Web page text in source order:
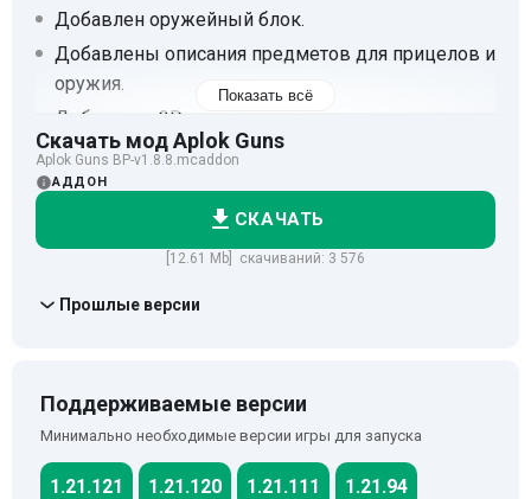
Добавлен оружейный блок.
Добавлены описания предметов для прицелов и
оружия.
Добавлена 3D-рендеринг гранат от первого
лица.
Исправлены ошибки.
Показать всё
Скачать мод Aplok Guns
Aplok Guns BP-v1.8.8.mcaddon
АДДОН
СКАЧАТЬ
[12.61 Mb] скачиваний: 3 576
Прошлые версии
Поддерживаемые версии
Минимально необходимые версии игры для запуска
1.21.121 1.21.120 1.21.111 1.21.94